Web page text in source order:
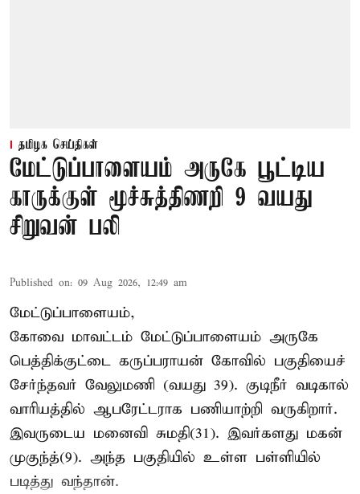
தமிழக செய்திகள்
மேட்டுப்பாளையம் அருகே பூட்டிய
காருக்குள் மூச்சுத்திணறி 9 வயது
சிறுவன் பலி
Published on: 09 Aug 2026, 12:49 am
மேட்டுப்பாளையம்,
கோவை மாவட்டம் மேட்டுப்பாளையம் அருகே
பெத்திக்குட்டை கருப்பராயன் கோவில் பகுதியைச்
சேர்ந்தவர் வேலுமணி (வயது 39). குடிநீர் வடிகால்
வாரியத்தில் ஆபரேட்டராக பணியாற்றி வருகிறார்.
இவருடைய மனைவி சுமதி(31). இவர்களது மகன்
முகுந்த்(9). அந்த பகுதியில் உள்ள பள்ளியில்
படித்து வந்தான்.